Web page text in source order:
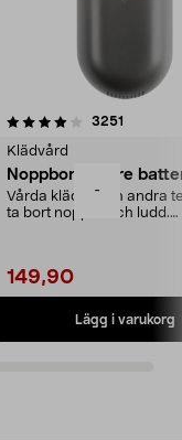
-
3251
Klädvård
Noppborttagare
Vårda kläder och andra
ta bort noppor och ludd.
149,90
Lägg i varukorg
4.5av 5 stjärnor